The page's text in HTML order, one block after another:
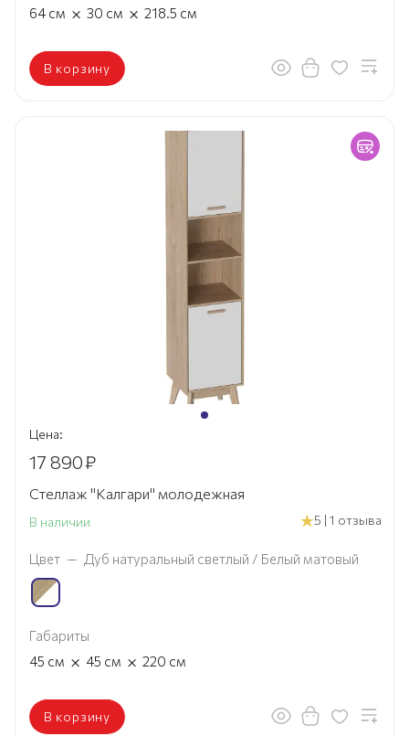
64 см × 30 см × 218.5 см
В корзину
Цена:
17 890₽
Стеллаж "Калгари" молодежная
В наличии 5 | 1 отзыва
Цвет — Дуб натуральный светлый / Белый матовый
Габариты
45 см × 45 см × 220 см
В корзину